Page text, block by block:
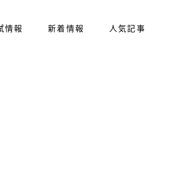
情報 新着情報 人気記事